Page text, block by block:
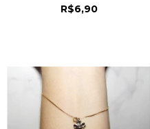
R$6,90